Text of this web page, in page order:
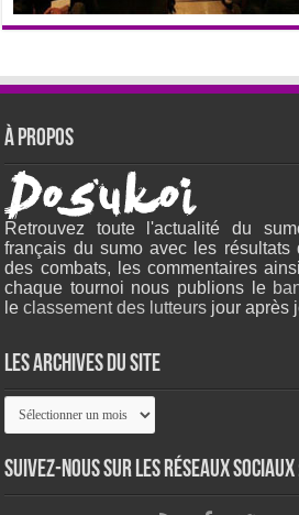
À propos
Retrouvez toute l'actualité du
français du sumo avec les résultats
des combats, les commentaires
chaque tournoi nous publions le
leclassement des lutteurs jour après
Les archives du site
Les
archives
site
Suivez-nous sur les réseaux sociaux